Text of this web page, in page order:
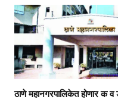
ठाणे महानगरपालिकेत होणार क व